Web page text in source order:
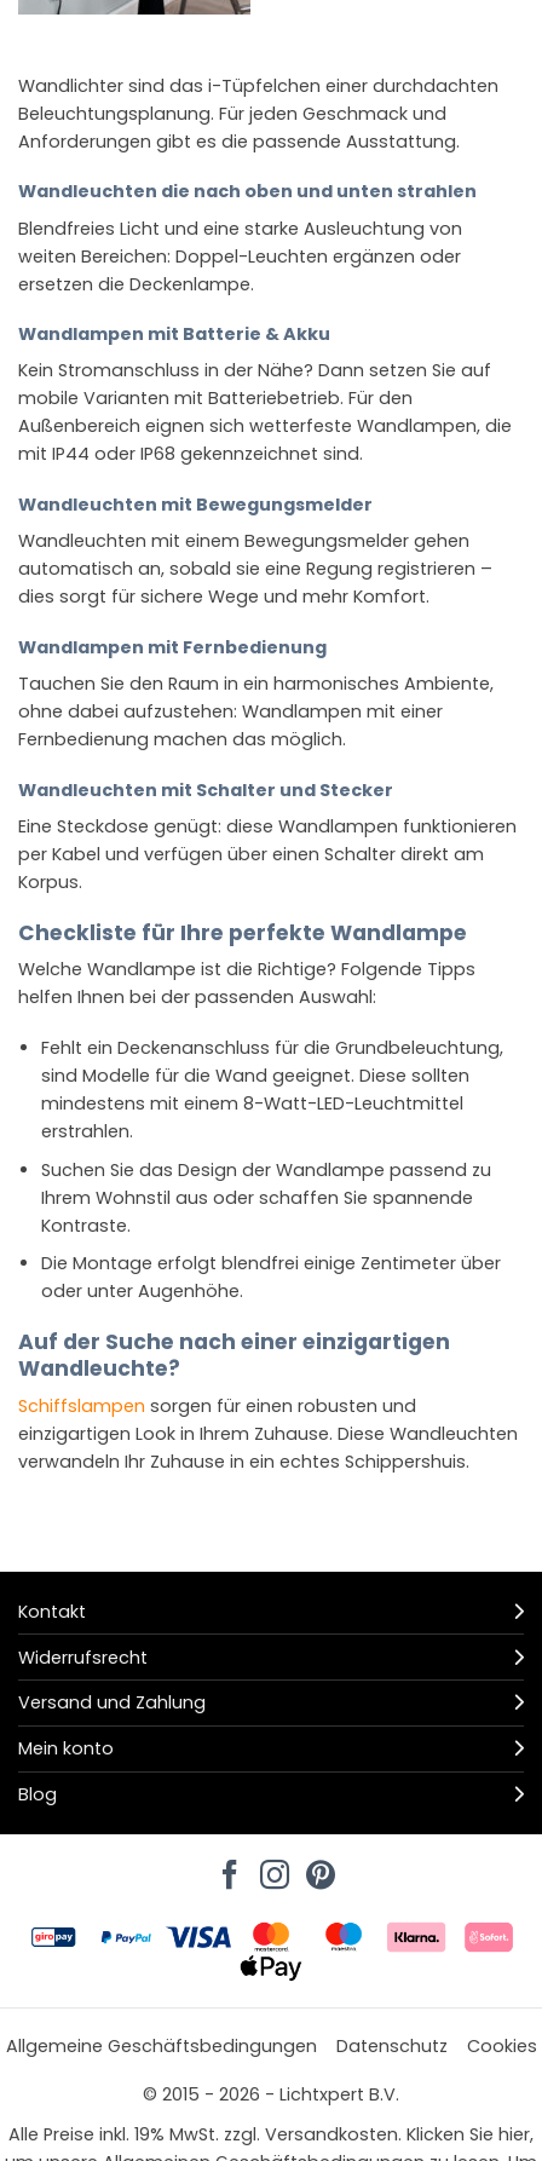
Wandlichter sind das i-Tüpfelchen einer durchdachten
Beleuchtungsplanung. Für jeden Geschmack und
Anforderungen gibt es die passende Ausstattung.
Wandleuchten die nach oben und unten strahlen
Blendfreies Licht und eine starke Ausleuchtung von
weiten Bereichen: Doppel-Leuchten ergänzen oder
ersetzen die Deckenlampe.
Wandlampen mit Batterie & Akku
Kein Stromanschluss in der Nähe? Dann setzen Sie auf
mobile Varianten mit Batteriebetrieb. Für den
Außenbereich eignen sich wetterfeste Wandlampen, die
mit IP44 oder IP68 gekennzeichnet sind.
Wandleuchten mit Bewegungsmelder
Wandleuchten mit einem Bewegungsmelder gehen
automatisch an, sobald sie eine Regung registrieren –
dies sorgt für sichere Wege und mehr Komfort.
Wandlampen mit Fernbedienung
Tauchen Sie den Raum in ein harmonisches Ambiente,
ohne dabei aufzustehen: Wandlampen mit einer
Fernbedienung machen das möglich.
Wandleuchten mit Schalter und Stecker
Eine Steckdose genügt: diese Wandlampen funktionieren
per Kabel und verfügen über einen Schalter direkt am
Korpus.
Checkliste für Ihre perfekte Wandlampe
Welche Wandlampe ist die Richtige? Folgende Tipps
helfen Ihnen bei der passenden Auswahl:
Fehlt ein Deckenanschluss für die Grundbeleuchtung,
sind Modelle für die Wand geeignet. Diese sollten
mindestens mit einem 8-Watt-LED-Leuchtmittel
erstrahlen.
Suchen Sie das Design der Wandlampe passend zu
Ihrem Wohnstil aus oder schaffen Sie spannende
Kontraste.
Die Montage erfolgt blendfrei einige Zentimeter über
oder unter Augenhöhe.
Auf der Suche nach einer einzigartigen
Wandleuchte?
Schiffslampen sorgen für einen robusten und
einzigartigen Look in Ihrem Zuhause. Diese Wandleuchten
verwandeln Ihr Zuhause in ein echtes Schippershuis.
Kontakt
Widerrufsrecht
Versand und Zahlung
Mein konto
Blog
Allgemeine Geschäftsbedingungen Datenschutz
Cookies
© 2015 - 2026 - Lichtxpert B.V.
Alle Preise inkl. 19% MwSt. zzgl. Versandkosten. Klicken Sie hier,